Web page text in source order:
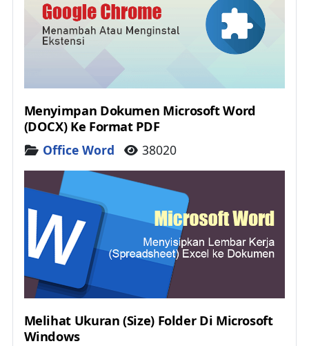
Menyimpan Dokumen Microsoft Word
(DOCX) Ke Format PDF
DetailsOffice Word 38020
Melihat Ukuran (Size) Folder Di Microsoft
Windows